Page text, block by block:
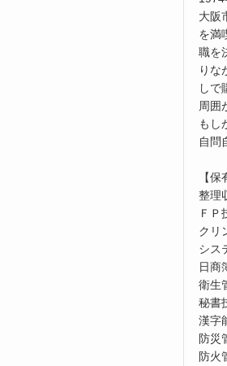
大阪
を満
職を
りな
しで
周囲
もし
自問
【保
整理
ＦＰ
クリ
シス
日商
衛生
秘書
漢字
防災
防火